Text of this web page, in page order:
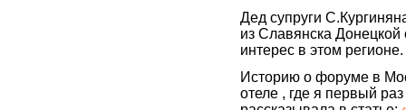
Дед супруги
из Славянска
интерес в этом регионе.
Историю о форуме в
отеле , где я первый